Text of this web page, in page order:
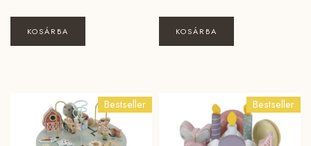
KOSÁRBA KOSÁRBA
Bestseller Bestseller